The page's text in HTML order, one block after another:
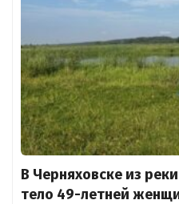
В Черняховске из
тело 49-летней